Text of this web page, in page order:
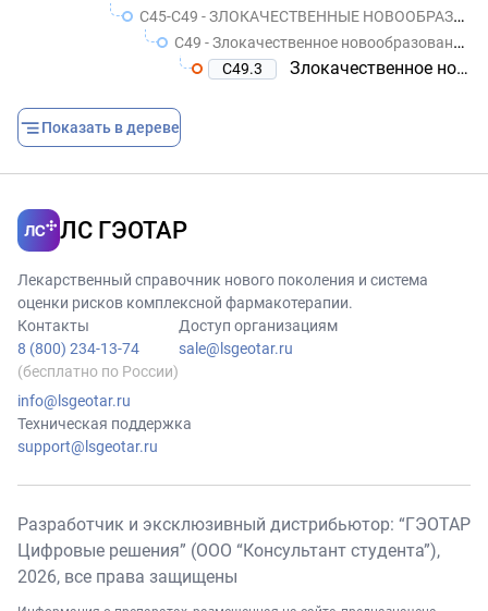
C45-C49 - ЗЛОКАЧЕСТВЕННЫЕ НОВООБРАЗОВАНИЯ МЕЗОТЕЛИАЛЬНОЙ И МЯГКИХ ТКАНЕЙ
C49 - Злокачественное новообразование других типов соединительной и мягких тканей
C49.3
Злокачественное новообразование соединительной и мягких тканей грудной клетки
Показать в дереве
ЛС ГЭОТАР
Лекарственный справочник нового поколения и система
оценки рисков комплексной фармакотерапии.
Контакты
8 (800) 234-13-74
(бесплатно по России)
info@lsgeotar.ru
Доступ организациям
sale@lsgeotar.ru
Техническая поддержка
support@lsgeotar.ru
Разработчик и эксклюзивный дистрибьютор: “ГЭОТАР
Цифровые решения” (ООО “Консультант студента”),
2026, все права защищены